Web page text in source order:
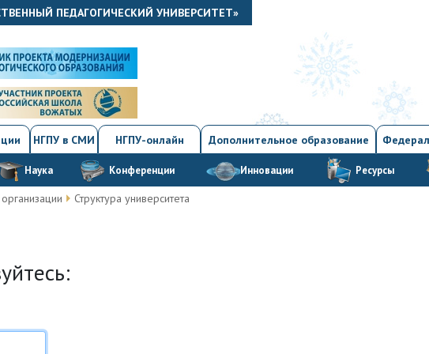
ПЕДАГОГИЧЕСКИЙ УНИВЕРСИТЕТ»
НГПУ в СМИ НГПУ-онлайн Дополнительное образование
Наука Конференции Инновации Ресурсы
Структура университета